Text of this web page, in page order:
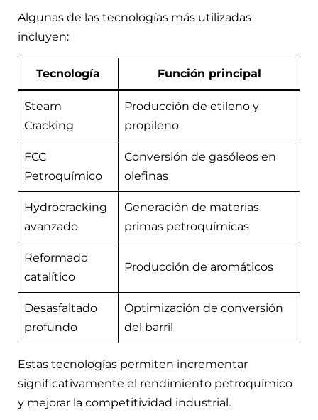
Algunas de las tecnologías más utilizadas
incluyen:
Tecnología Función principal
Steam
Cracking
Producción de etileno y
propileno
FCC
Petroquímico
Conversión de gasóleos en
olefinas
Hydrocracking
avanzado
Generación de materias
primas petroquímicas
Reformado
catalítico
Producción de aromáticos
Desasfaltado
profundo
Optimización de conversión
del barril
Estas tecnologías permiten incrementar
significativamente el rendimiento petroquímico
y mejorar la competitividad industrial.